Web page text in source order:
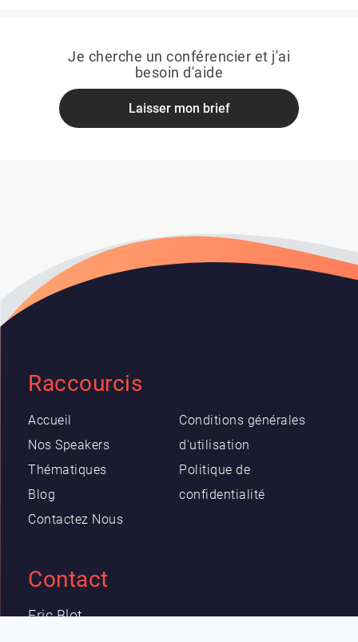
Je cherche un conférencier et j'ai
besoin d'aide
Laisser mon brief
Raccourcis
Accueil
Nos Speakers
Thématiques
Blog
Contactez Nous
Conditions générales
d'utilisation
Politique de
confidentialité
Contact
Eric Blot